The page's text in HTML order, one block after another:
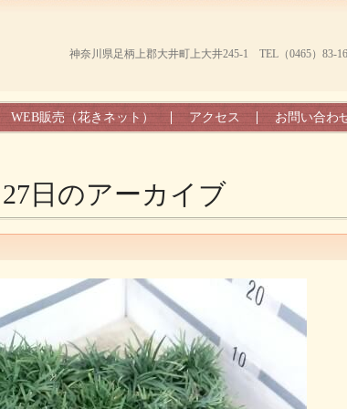
神奈川県足柄上郡大井町上大井245-1 TEL（0465）83-
WEB販売（花きネット） アクセス お問い合わ
日 のアーカイブ